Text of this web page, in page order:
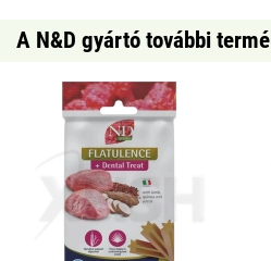
A N&D gyártó további